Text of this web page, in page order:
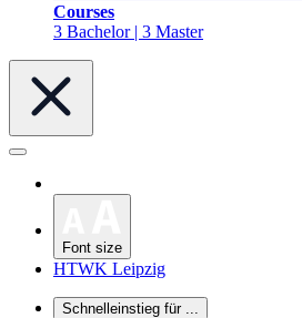
Courses
3 Bachelor | 3 Master
Font size
HTWK Leipzig
Schnelleinstieg für ...